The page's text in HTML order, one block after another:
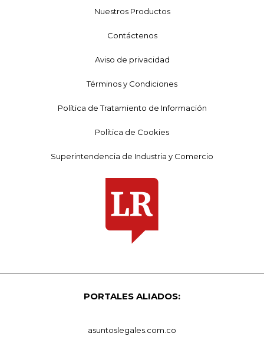
Nuestros Productos
Contáctenos
Aviso de privacidad
Términos y Condiciones
Política de Tratamiento de Información
Política de Cookies
Superintendencia de Industria y Comercio
PORTALES ALIADOS:
asuntoslegales.com.co